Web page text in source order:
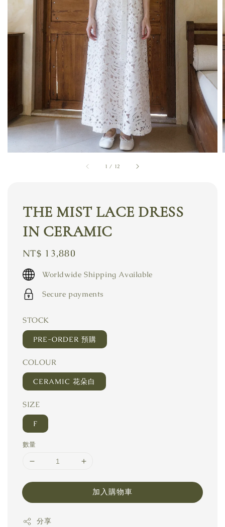
1 / 12
THE MIST LACE DRESS
IN CERAMIC
Regular
price
NT$ 13,880
Worldwide Shipping Available
Secure payments
STOCK
PRE-ORDER 預購
COLOUR
CERAMIC 花朵白
SIZE
F
數量
加入購物車
分享